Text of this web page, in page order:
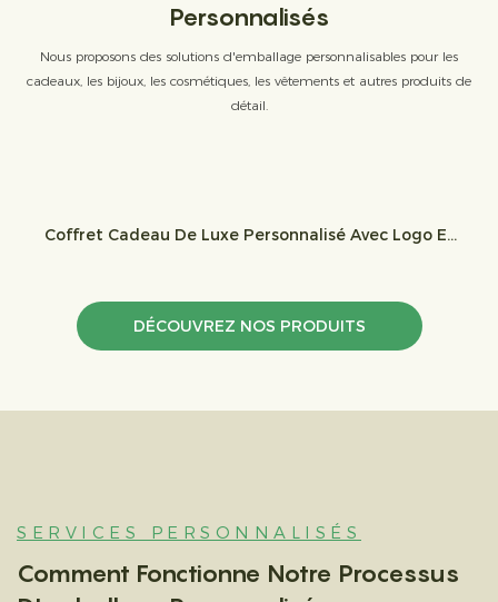
Personnalisés
Nous proposons des solutions d'emballage personnalisables pour les
cadeaux, les bijoux, les cosmétiques, les vêtements et autres produits de
détail.
Coffret Cadeau De Luxe Personnalisé Avec Logo Et
D'oreilles.
DÉCOUVREZ NOS PRODUITS
SERVICES PERSONNALISÉS
Comment Fonctionne Notre Processus